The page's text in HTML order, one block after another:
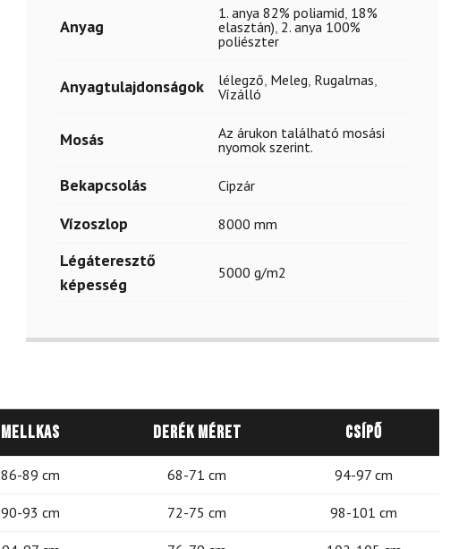
Anyag
1. anya 82% poliamid, 18%
elasztán), 2. anya 100%
poliészter
Anyagtulajdonságok lélegző, Meleg, Rugalmas,
Vízálló
Mosás
Az árukon található mosási
nyomok szerint.
Bekapcsolás Cipzár
Vízoszlop 8000 mm
Légáteresztő
képesség
5000 g/m2
Mellkas Derék méret Csípő
86-89 cm 68-71 cm 94-97 cm
90-93 cm 72-75 cm 98-101 cm